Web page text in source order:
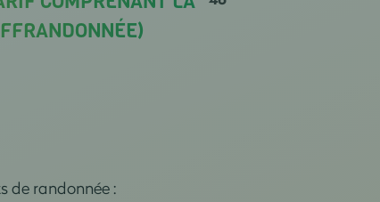
de randonnée :